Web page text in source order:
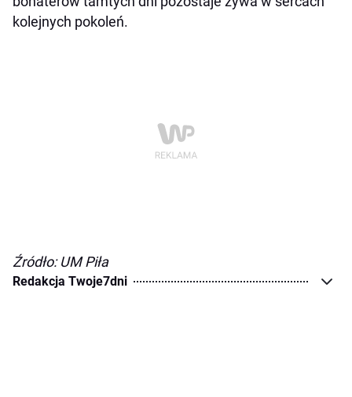
kolejnych pokoleń.
Źródło: UM Piła
Redakcja Twoje7dni